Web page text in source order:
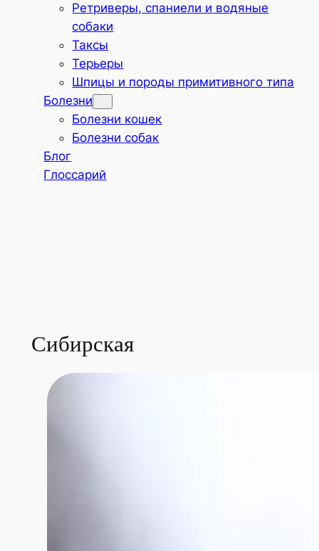
Ретриверы, спаниели и водяные
собаки
Таксы
Терьеры
Шпицы и породы примитивного типа
Болезни
Болезни кошек
Болезни собак
Блог
Глоссарий
Сибирская